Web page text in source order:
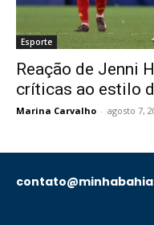
Esporte
Reação de Jenni
críticas ao estilo
Marina Carvalho - agosto 7,